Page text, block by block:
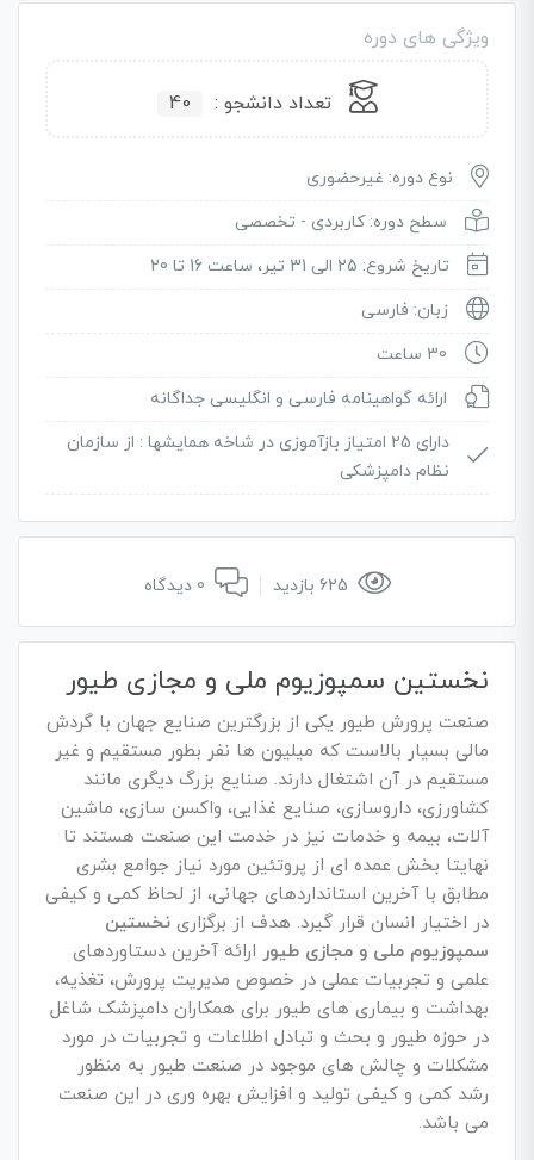
ویژگی های دوره
تعداد دانشجو : 40
نوع دوره: غیرحضوری
سطح دوره: کاربردی - تخصصی
تاریخ شروع: 25 الی 31 تیر، ساعت 16 تا 20
زبان: فارسی
30 ساعت
ارائه گواهینامه فارسی و انگلیسی جداگانه
دارای 25 امتیاز بازآموزی در شاخه همایشها :
از سازمان
نظام دامپزشکی
نخستین سمپوزیوم ملی و مجازی طیور
صنعت پرورش طیور یکی از بزرگترین صنایع جهان با گردش
مالی بسیار بالاست که میلیون ها نفر بطور مستقیم و غیر
مستقیم در آن اشتغال دارند. صنایع بزرگ دیگری مانند
کشاورزی، داروسازی، صنایع غذایی، واکسن سازی، ماشین
آلات، بیمه و خدمات نیز در خدمت این صنعت هستند تا
نهایتا بخش عمده ای از پروتئین مورد نیاز جوامع بشری
مطابق با آخرین استانداردهای جهانی، از لحاظ کمی و کیفی
در اختیار انسان قرار گیرد. هدف از برگزاری نخستین
سمپوزیوم ملی و مجازی طیور ارائه آخرین دستاوردهای
علمی و تجربیات عملی در خصوص مدیریت پرورش، تغذیه،
بهداشت و بیماری های طیور برای همکاران دامپزشک شاغل
در حوزه طیور و بحث و تبادل اطلاعات و تجربیات در مورد
مشکلات و چالش های موجود در صنعت طیور به منظور
رشد کمی و کیفی تولید و افزایش بهره وری در این صنعت
می باشد.